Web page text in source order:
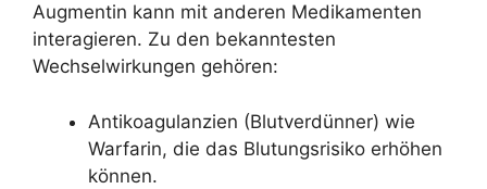
Augmentin kann mit anderen Medikamenten
interagieren. Zu den bekanntesten
Wechselwirkungen gehören:
Antikoagulanzien (Blutverdünner) wie
Warfarin, die das Blutungsrisiko erhöhen
können.